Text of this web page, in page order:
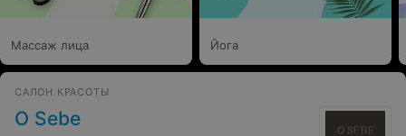
Массаж лица Йога
САЛОН КРАСОТЫ
O Sebe